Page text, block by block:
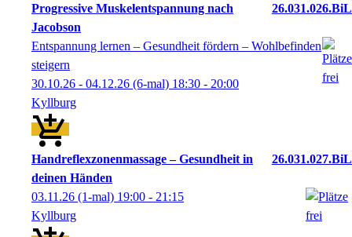
Progressive Muskelentspannung nach
Jacobson
26.031.026.BiL
Entspannung lernen – Gesundheit fördern – Wohlbefinden
steigern
30.10.26 - 04.12.26 (6-mal) 18:30 - 20:00
Kyllburg
Handreflexzonenmassage – Gesundheit in
deinen Händen
26.031.027.BiL
03.11.26 (1-mal) 19:00 - 21:15
Kyllburg